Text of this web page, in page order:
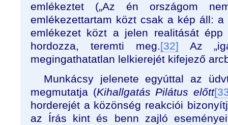
emlékeztet („Az én országom
emlékezettartam közt csak a kép áll:
emlékezet közt a jelen realitását
hordozza, teremti meg.[32] Az
megingathatatlan lelkierejét kifejező
Munkácsy jelenete egyúttal az
megmutatja (Kihallgatás Pilátus előtt
horderejét a közönség reakciói
az Írás kint és benn zajló